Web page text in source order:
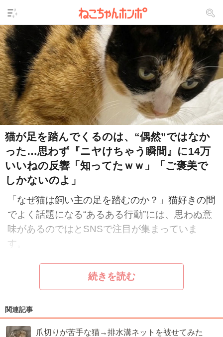
猫が足を踏んでくるのは、“偶然”ではなか
った…思わず『ニヤけちゃう瞬間』に14万
いいねの反響「知ってたｗｗ」「ご褒美で
しかないのよ」
「なぜ猫は飼い主の足を踏むのか？」猫好きの間
でよく話題になる“あるある行動”には、思わぬ意
味があるのではとSNSで注目が集まっていま
す。
続きを読む
関連記事
爪切りが苦手な猫→排水溝ネットを被せてみた